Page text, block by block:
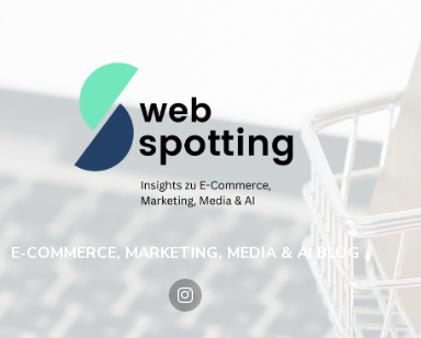
E-COMMERCE, MARKETING, MEDIA & AI BLOG